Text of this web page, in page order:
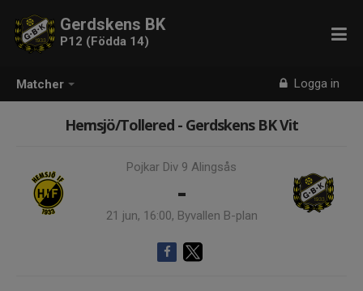
Matcher Logga in
Gerdskens BK
P12 (Födda 14)
Hemsjö/Tollered - Gerdskens BK Vit
Pojkar Div 9 Alingsås
-
21 jun, 16:00, Byvallen B-plan